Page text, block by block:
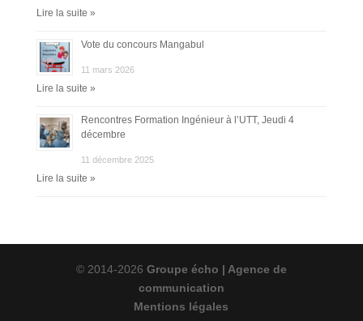
Lire la suite »
Vote du concours Mangabul
11 mars 2026
Lire la suite »
Rencontres Formation Ingénieur à l’UTT, Jeudi 4
décembre
11 décembre 2025
Lire la suite »
© 2014-2026 Groupe écho | Agence de
communication
Mentions légales